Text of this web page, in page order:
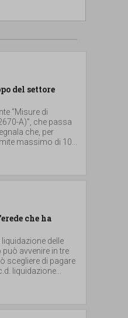
del settore
“Misure di
A)”, che passa
che, per
massimo di 10...
che ha
delle
avvenire in tre
scegliere di pagare
liquidazione...